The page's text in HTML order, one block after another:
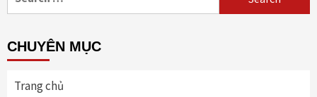
CHUYÊN MỤC
Trang chủ